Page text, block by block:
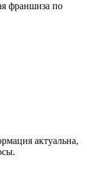
франшиза по
актуальна,